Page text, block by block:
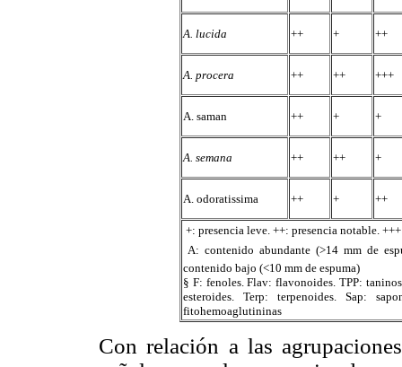
A. lucida ++ + ++
A. procera ++ ++ +++
A. saman ++ + +
A. semana ++ ++ +
A. odoratissima ++ + ++
 +: presencia leve. ++: presencia notable.
 A: contenido abundante (>14 mm de
contenido bajo (<10 mm de espuma)
§ F: fenoles. Flav: flavonoides. TPP:
esteroides. Terp: terpenoides. Sap:
fitohemoaglutininas
Con relación a las